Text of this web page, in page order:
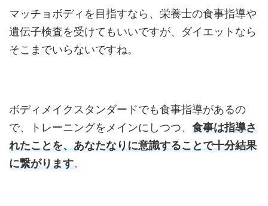
マッチョボディを目指すなら、栄養士の食事指導や
遺伝子検査を受けてもいいですが、ダイエットなら
そこまでいらないですね。
ボディメイクスタンダードでも食事指導があるの
で、トレーニングをメインにしつつ、 食事は指導さ
れたことを、あなたなりに意識することで十分結果
に繋がります。